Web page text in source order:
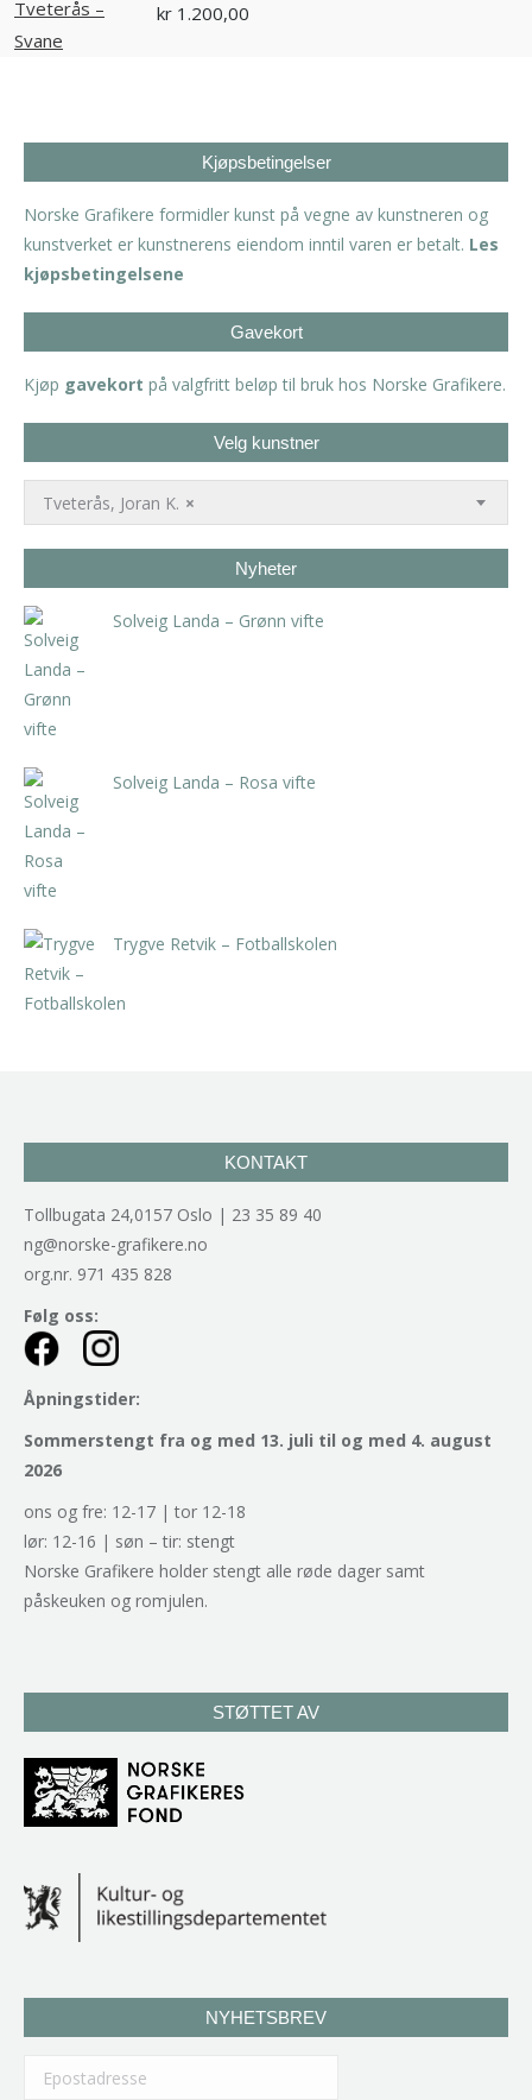
kr 1.200,00
Kjøpsbetingelser
Norske Grafikere formidler kunst på vegne av kunstneren og
kunstverket er kunstnerens eiendom inntil varen er betalt. Les
kjøpsbetingelsene
Gavekort
Kjøp gavekort på valgfritt beløp til bruk hos Norske Grafikere.
Velg kunstner
×
Tveterås, Joran K.
Nyheter
Solveig Landa – Grønn vifte
Solveig Landa – Rosa vifte
Trygve Retvik – Fotballskolen
KONTAKT
Tollbugata 24,0157 Oslo | 23 35 89 40
ng@norske-grafikere.no
org.nr. 971 435 828
Følg oss:
Åpningstider:
Sommerstengt fra og med 13. juli til og med 4. august
2026
ons og fre: 12-17 | tor 12-18
lør: 12-16 | søn – tir: stengt
Norske Grafikere holder stengt alle røde dager samt
påskeuken og romjulen.
STØTTET AV
NYHETSBREV